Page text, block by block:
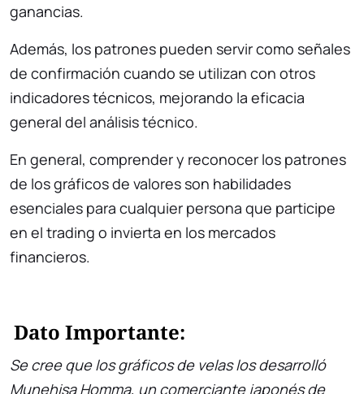
ganancias.
Además, los patrones pueden servir como señales
de confirmación cuando se utilizan con otros
indicadores técnicos, mejorando la eficacia
general del análisis técnico.
En general, comprender y reconocer los patrones
de los gráficos de valores son habilidades
esenciales para cualquier persona que participe
en el trading o invierta en los mercados
financieros.
Dato Importante:
Se cree que los gráficos de velas los desarrolló
Munehisa Homma, un comerciante japonés de